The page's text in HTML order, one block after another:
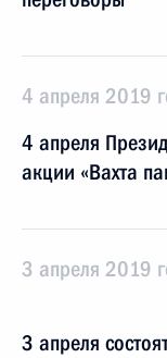
4 апреля 2019
4 апреля
акции «Вахта
3 апреля 2019
3 апреля